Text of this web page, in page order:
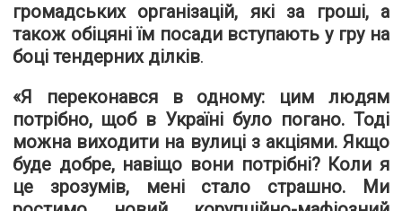
громадських організацій, які за гроші, а
також обіцяні їм посади вступають у гру на
боці тендерних ділків.
«Я переконався в одному: цим людям
потрібно, щоб в Україні було погано. Тоді
можна виходити на вулиці з акціями. Якщо
буде добре, навіщо вони потрібні? Коли я
це зрозумів, мені стало страшно. Ми